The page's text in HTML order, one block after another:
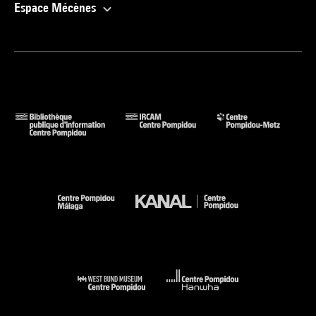
Voir la notice sur le portail de la Bibliothèque Kandinsky
Marcel Duchamp dans les collections du Centre Georges
n° 19 cit. p. 70 et reprod. coul. p. 71) . N° isbn 2-84426-090-X
Voir la notice sur le portail de la Bibliothèque Kandinsky
reprod. coul. p. 709) . N° isbn 2-84426-277-5
février-26 mai 2008 // Barcelone, Museu Nacional d''Art de
Catalunya, 18 juin-12 octobre 2008. - Londres : Tate
Espace Mécènes